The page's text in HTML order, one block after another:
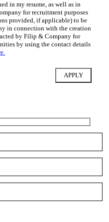
in my resume, as well as in
for recruitment purposes
provided, if applicable) to be
in connection with the creation
by Filip & Company for
by using the contact details